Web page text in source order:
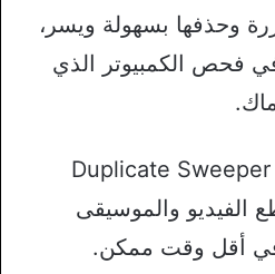
وحذفها بسهولة ويسر،
فحص الكمبيوتر الذي
وكذلك، يتيح لك تطبيق Duplicate Sweeper
الفيديو والموسيقى
في أقل وقت ممكن.